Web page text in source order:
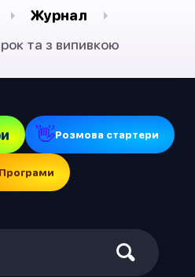
Журнал
та з випивкою
👋Pозмова стартери
Програми